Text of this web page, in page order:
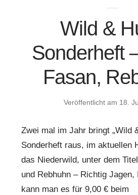
Wild &
Sonderheft
Fasan,
Veröffentlicht am 18.
Zwei mal im Jahr bringt „Wild
Sonderheft raus, im aktuellen
das Niederwild, unter dem
und Rebhuhn – Richtig Jagen,
kann man es für 9,00 € beim